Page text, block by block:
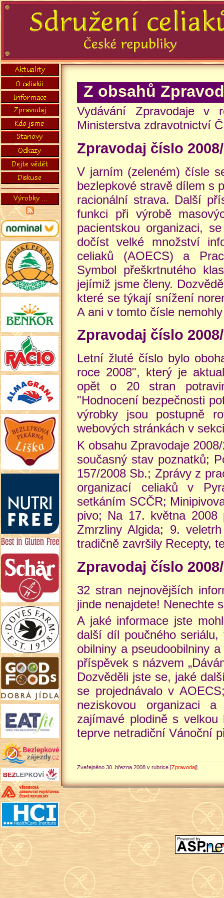
Z obsahů
Vydávání Zpravodaje v
Ministerstva zdravotnictví
Zpravodaj číslo
V jarním (zeleném) čísle
bezlepkové stravě dílem s
racionální strava. Další
funkci při výrobě
pacientskou organizaci,
dočíst velké množství
celiaků (AOECS) a
Symbol přeškrtnutého
jejímiž jsme členy.
které se týkají snížení
A ani v tomto čísle
Zpravodaj číslo
Letní žluté číslo bylo
roce 2008", který je
opět o 20 stran
"Hodnocení bezpečnosti
výrobky jsou postupně
webových stránkách v
K obsahu Zpravodaje
současný stav poznatků;
157/2008 Sb.; Zprávy z
organizací celiaků v
setkáním SCČR;
pivo; Na 17. května 2008
Zmrzliny Algida; 9.
tradičně završily Recepty,
Zpravodaj číslo
32 stran nejnovějších
jinde nenajdete! Nenechte
A jaké informace jste
další díl poučného seriálu,
obilniny a pseudoobilniny
příspěvek s názvem
Dozvěděli jste se, jaké
se projednávalo v
neziskovou organizaci
zajímavé plodině s
teprve netradiční Vánoční
Zveřejněno 30. března 2008 v rubrice [Zpravodaj]